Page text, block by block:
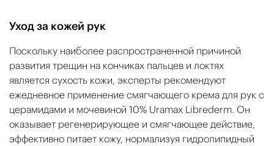
Уход за кожей рук
Поскольку наиболее распространенной причиной
развития трещин на кончиках пальцев и локтях
является сухость кожи, эксперты рекомендуют
ежедневное применение смягчающего крема для рук с
церамидами и мочевиной 10% Uramax Librederm. Он
оказывает регенерирующее и смягчающее действие,
эффективно питает кожу, нормализуя гидролипидный